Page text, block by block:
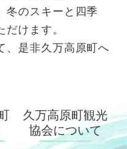
冬のスキーと四季
けます。
、是非久万高原町へ
久万高原町観光
協会について